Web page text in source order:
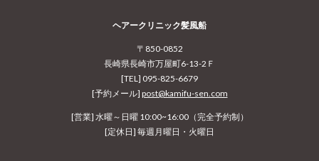
ヘアークリニック髪風船
〒850-0852
長崎県長崎市万屋町6-13-2Ｆ
[TEL] 095-825-6679
[予約メール] post@kamifu-sen.com
[営業] 水曜～日曜 10:00~16:00（完全予約制）
[定休日] 毎週月曜日・火曜日